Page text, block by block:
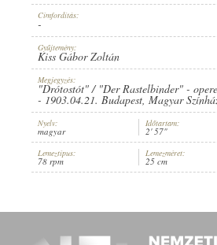
INTERPRET: PAPÍR SÁNDOR , VINCZE
Címfordítás:
-
Gyűjtemény:
Kiss Gábor Zoltán
Megjegyzés:
"Drótostót" / "Der Rastelbinder" -
- 1903.04.21. Budapest, Magyar
Nyelv:
magyar
Időtartam:
2' 57"
Lemeztípus:
78 rpm
Lemezméret:
25 cm